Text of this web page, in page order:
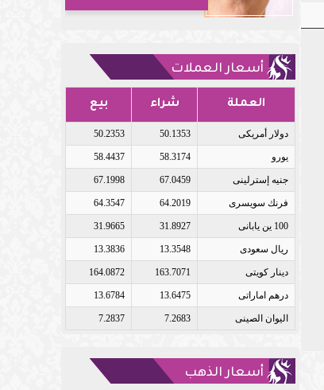
أسعار العملات
العملة شراء بيع
دولار أمريكى 50.1353
50.2353
يورو 58.3174
58.4437
جنيه إسترلينى 67.0459
67.1998
فرنك سويسرى 64.2019
64.3547
100 ين يابانى 31.8927
31.9665
ريال سعودى 13.3548
13.3836
دينار كويتى 163.7071
164.0872
درهم اماراتى 13.6475
13.6784
اليوان الصينى 7.2683
7.2837
أسعار الذهب